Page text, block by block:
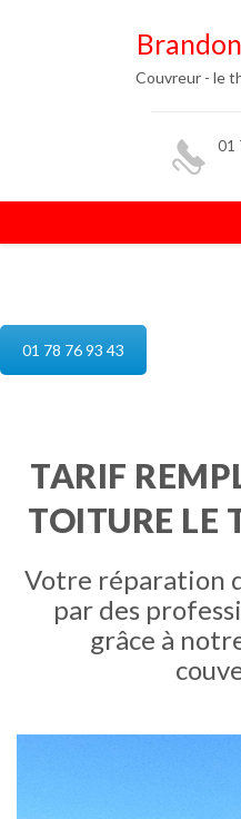
Couvreur - le
01
01 78 76 93 43
TARIF
TOITURE LE
Votre réparation
par des
grâce à